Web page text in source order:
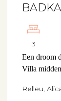
3
Een droom
Villa
Relleu,